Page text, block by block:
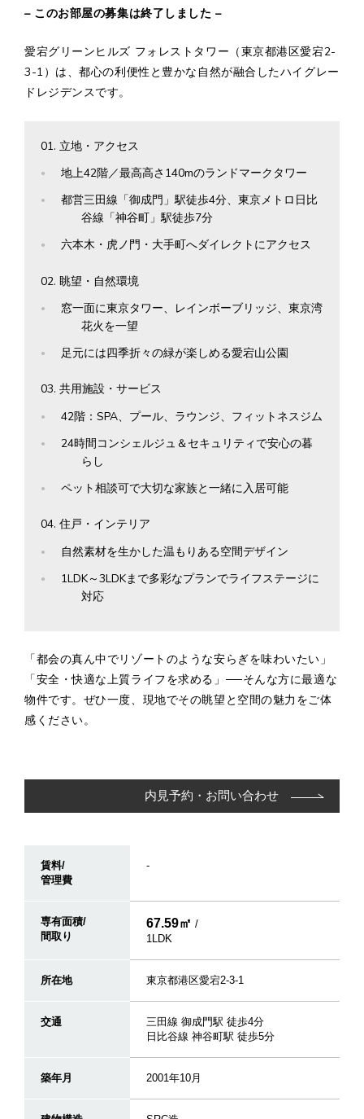
– このお部屋の募集は終了しました –
愛宕グリーンヒルズ フォレストタワー（東京都港区愛宕2-
3-1）は、都心の利便性と豊かな自然が融合したハイグレー
ドレジデンスです。
立地・アクセス
地上42階／最高高さ140mのランドマークタワー
都営三田線「御成門」駅徒歩4分、東京メトロ日比
谷線「神谷町」駅徒歩7分
六本木・虎ノ門・大手町へダイレクトにアクセス
眺望・自然環境
窓一面に東京タワー、レインボーブリッジ、東京湾
花火を一望
足元には四季折々の緑が楽しめる愛宕山公園
共用施設・サービス
42階：SPA、プール、ラウンジ、フィットネスジム
24時間コンシェルジュ＆セキュリティで安心の暮
らし
ペット相談可で大切な家族と一緒に入居可能
住戸・インテリア
自然素材を生かした温もりある空間デザイン
1LDK～3LDKまで多彩なプランでライフステージに
対応
「都会の真ん中でリゾートのような安らぎを味わいたい」
「安全・快適な上質ライフを求める」──そんな方に最適な
物件です。ぜひ一度、現地でその眺望と空間の魅力をご体
感ください。
内見予約・お問い合わせ
賃料/
管理費
-
専有面積/
間取り
67.59㎡ /
1LDK
所在地 東京都港区愛宕2-3-1
交通
三田線 御成門駅 徒歩4分
日比谷線 神谷町駅 徒歩5分
築年月 2001年10月